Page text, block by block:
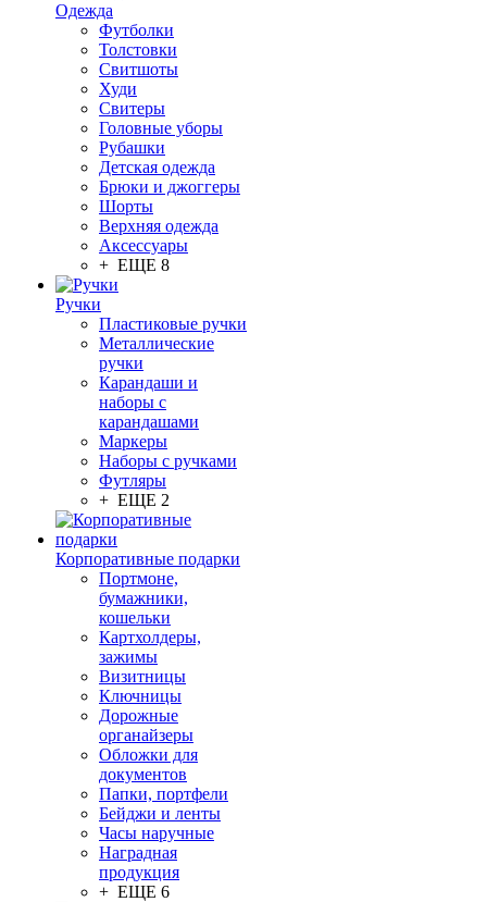
Одежда
Футболки
Толстовки
Свитшоты
Худи
Свитеры
Головные уборы
Рубашки
Детская одежда
Брюки и джоггеры
Шорты
Верхняя одежда
Аксессуары
+ ЕЩЕ 8
Ручки
Пластиковые ручки
Металлические
ручки
Карандаши и
наборы с
карандашами
Маркеры
Наборы с ручками
Футляры
+ ЕЩЕ 2
Корпоративные подарки
Портмоне,
бумажники,
кошельки
Картхолдеры,
зажимы
Визитницы
Ключницы
Дорожные
органайзеры
Обложки для
документов
Папки, портфели
Бейджи и ленты
Часы наручные
Наградная
продукция
+ ЕЩЕ 6